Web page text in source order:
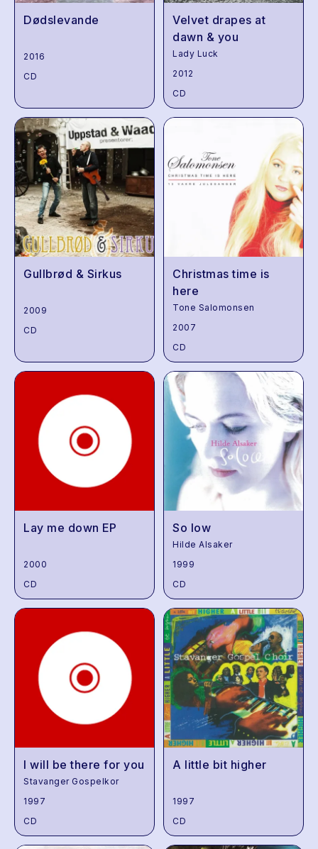
Dødslevande
2016
CD
Velvet drapes at
dawn & you
Lady Luck
2012
CD
Gullbrød & Sirkus
2009
CD
Christmas time is
here
Tone Salomonsen
2007
CD
Lay me down EP
2000
CD
So low
Hilde Alsaker
1999
CD
I will be there for you
Stavanger Gospelkor
1997
CD
A little bit higher
1997
CD